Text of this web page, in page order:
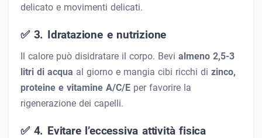
delicato e movimenti delicati.
✅ 3. Idratazione e nutrizione
Il calore può disidratare il corpo. Bevi almeno 2,5-3
litri di acqua al giorno e mangia cibi ricchi di zinco,
proteine ​​e vitamine A/C/E per favorire la
rigenerazione dei capelli.
✅ 4. Evitare l’eccessiva attività fisica